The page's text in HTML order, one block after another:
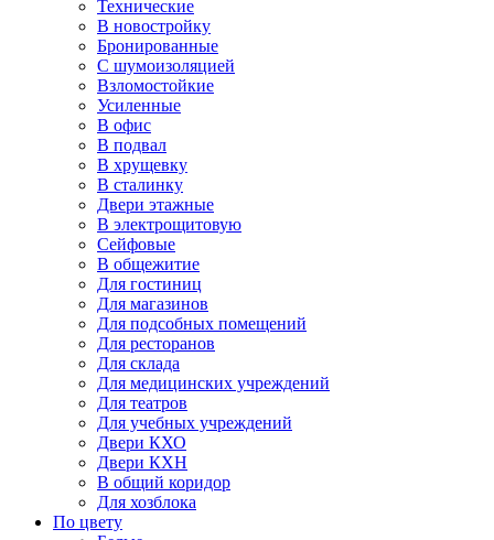
Технические
В новостройку
Бронированные
С шумоизоляцией
Взломостойкие
Усиленные
В офис
В подвал
В хрущевку
В сталинку
Двери этажные
В электрощитовую
Сейфовые
В общежитие
Для гостиниц
Для магазинов
Для подсобных помещений
Для ресторанов
Для склада
Для медицинских учреждений
Для театров
Для учебных учреждений
Двери КХО
Двери КХН
В общий коридор
Для хозблока
По цвету